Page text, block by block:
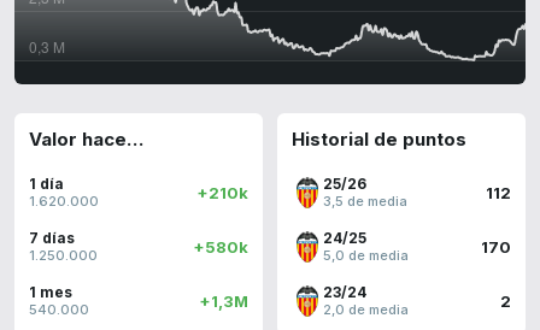
Valor hace…
1 día
1.620.000 +210k
7 días
1.250.000 +580k
1 mes
540.000 +1,3M
Historial de puntos
25/26
3,5 de media 112
24/25
5,0 de media 170
23/24
2,0 de media 2